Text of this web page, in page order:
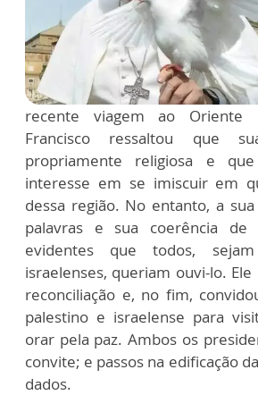
recente viagem ao Oriente
Francisco ressaltou que
propriamente religiosa e
interesse em se imiscuir em
dessa região. No entanto, a
palavras e sua coerência
evidentes que todos,
israelenses, queriam ouvi-lo.
reconciliação e, no fim,
palestino e israelense para
orar pela paz. Ambos os
convite; e passos na edificação
dados.